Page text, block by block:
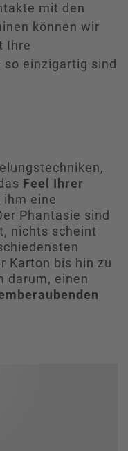
mit den
können wir
Ihre
einzigartig sind
Feel Ihrer
ihm eine
Phantasie sind
nichts scheint
Karton bis hin zu
darum, einen